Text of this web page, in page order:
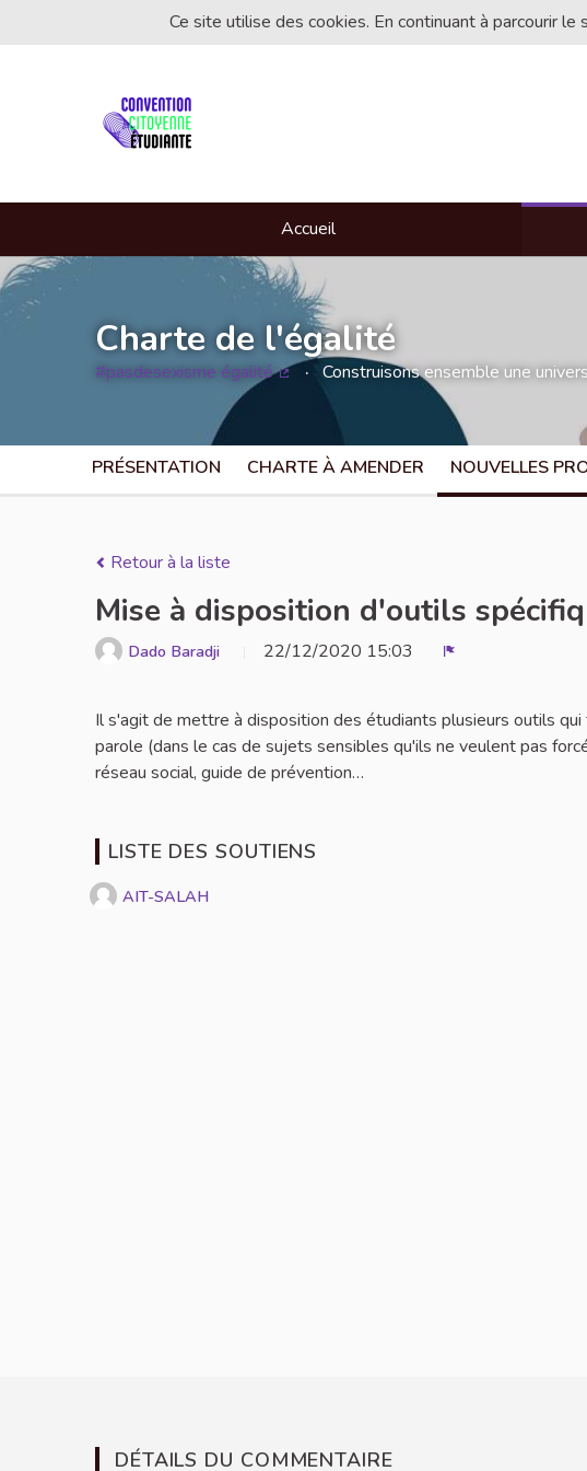
Ce site utilise des cookies. En continuant à parcourir
Accueil
Charte de l'égalité
#pasdesexisme égalité Construisons ensemble une
PRÉSENTATION CHARTE À AMENDER NOUVELLES
Retour à la liste
Mise à disposition d'outils
Dado Baradji 22/12/2020 15:03
Il s'agit de mettre à disposition des étudiants plusieurs outils
parole (dans le cas de sujets sensibles qu'ils ne veulent pas
réseau social, guide de prévention…
LISTE DES SOUTIENS
AIT-SALAH
DÉTAILS DU COMMENTAIRE